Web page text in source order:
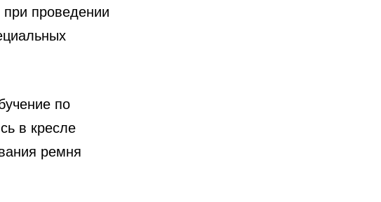
проведении
по
в кресле
ремня